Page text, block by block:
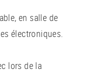
en salle de
électroniques.
lors de la